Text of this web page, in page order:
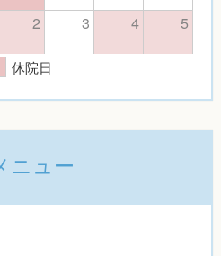
2 3 4 5
休院日
ニュー